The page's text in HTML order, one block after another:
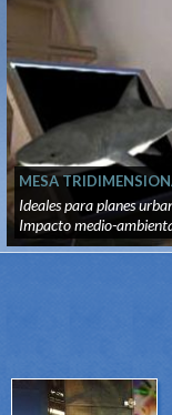
MESA
Ideales para planes
Impacto medio-